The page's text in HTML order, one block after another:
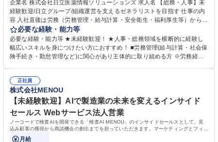
企業名 株式会社日立医薬情報ソリューションズ 求人名 【総務・人事】未
経験歓迎/日立グループ/組織運営を支えるゼネラリストを目指す 仕事の内
容 入社直後は労務（労務管理・給与計算・安全衛生・福利厚生等）からお
任せいたします。将来は総務・採用・教育業務へ守備範囲を広げ、組織運
営を支えるゼネラリストをめざせます。 ・初期業務：労働時間管理、給与
計算、社会保険対応、福利厚生管理、安全衛生、健康経営推進等をお任せ
します。ご経験に応じて、休職者管理など、幅広く経験を積んでいただき
幅広く経験を積みたい意欲がある方に最適な環境です。 募集職種 【総
務・人事】未経験歓迎/日立グループ/組織運営を支えるゼネラリストを目
指す
必要な経験・能力等
必要な経験・能力等 ★未経験歓迎！ ★人事・総務領域を横断的に経験し
幅広いスキルを身につけたい方におすすめ！ ■労務管理(給与計算・社会保
険手続き・勤怠管理など)に関心があり主体的に取り組める方 ※労務経験
のご経験 ■労務管理（給与計算・社会保険手続き・勤怠管理など）の経験
■衛生管理者の資格をお持ちの方 学歴・資格 学歴：大学院 大学 高専 短大
専修学校 高校 語学力： 資格：
正社員
株式会社MENOU
【未経験歓迎】AIで製造業の未来を変えるインサイド
セールス Webサービス法人営業
ノーコードで検査AIを開発できる「検査AI MENOU」のインサイドセールスとして、見
込み顧客の獲得から商談機会の創出までを担っていただきます。マーケティングとフィー
ルドセールスをつなぐ役割として、
月給